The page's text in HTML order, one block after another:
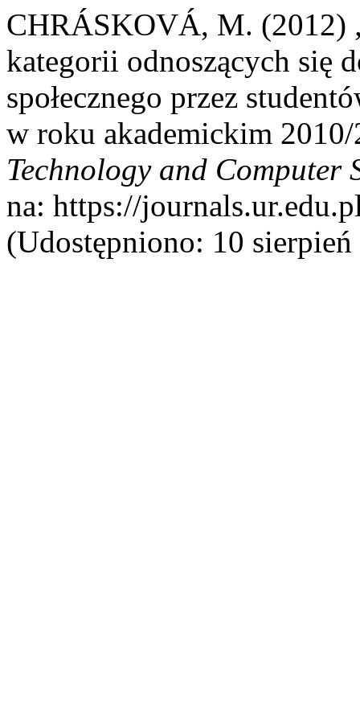
CHRÁSKOVÁ, M. (2012)
kategorii odnoszących się
społecznego przez
w roku akademickim
Technology and Computer
na: https://
(Udostępniono: 10